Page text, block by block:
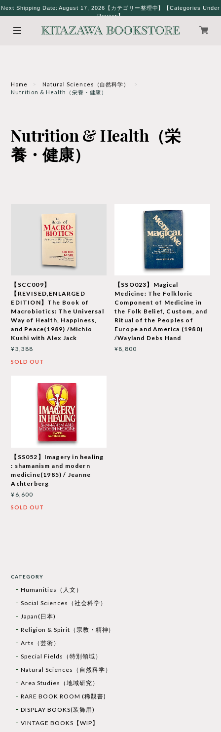
Next Shipping Date: August 17, 2026【カテゴリー整理中】【Categories Under
Review】
Home
Natural Sciences（自然科学）
Nutrition & Health（栄養・健康）
Nutrition & Health（栄
養・健康）
【SCC009】
【REVISED,ENLARGED
EDITION】The Book of
Macrobiotics: The Universal
Way of Health, Happiness,
and Peace(1989) /Michio
Kushi with Alex Jack
¥3,388
SOLD OUT
【SSO023】Magical
Medicine: The Folkloric
Component of Medicine in
the Folk Belief, Custom, and
Ritual of the Peoples of
Europe and America (1980)
/Wayland Debs Hand
¥8,800
【SS052】Imagery in healing
: shamanism and modern
medicine(1985) / Jeanne
Achterberg
¥6,600
SOLD OUT
CATEGORY
Humanities（人文）
Social Sciences（社会科学）
Japan(日本)
Religion & Spirit（宗教・精神）
Arts（芸術）
Special Fields（特別領域）
Natural Sciences（自然科学）
Area Studies（地域研究）
RARE BOOK ROOM (稀覯書)
DISPLAY BOOKS(装飾用)
VINTAGE BOOKS【WIP】